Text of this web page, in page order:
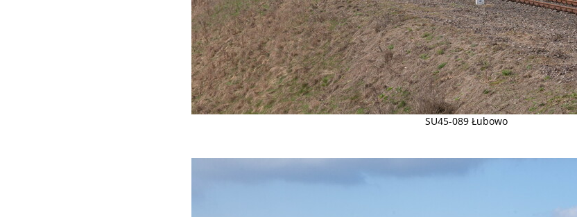
SU45-089 Łubowo